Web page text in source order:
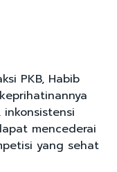
PKB, Habib
mencederai
yang sehat